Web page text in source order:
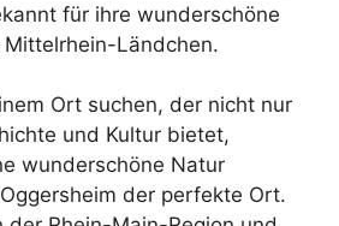
für ihre wunderschöne
Ländchen.
Ort suchen, der nicht nur
und Kultur bietet,
wunderschöne Natur
der perfekte Ort.